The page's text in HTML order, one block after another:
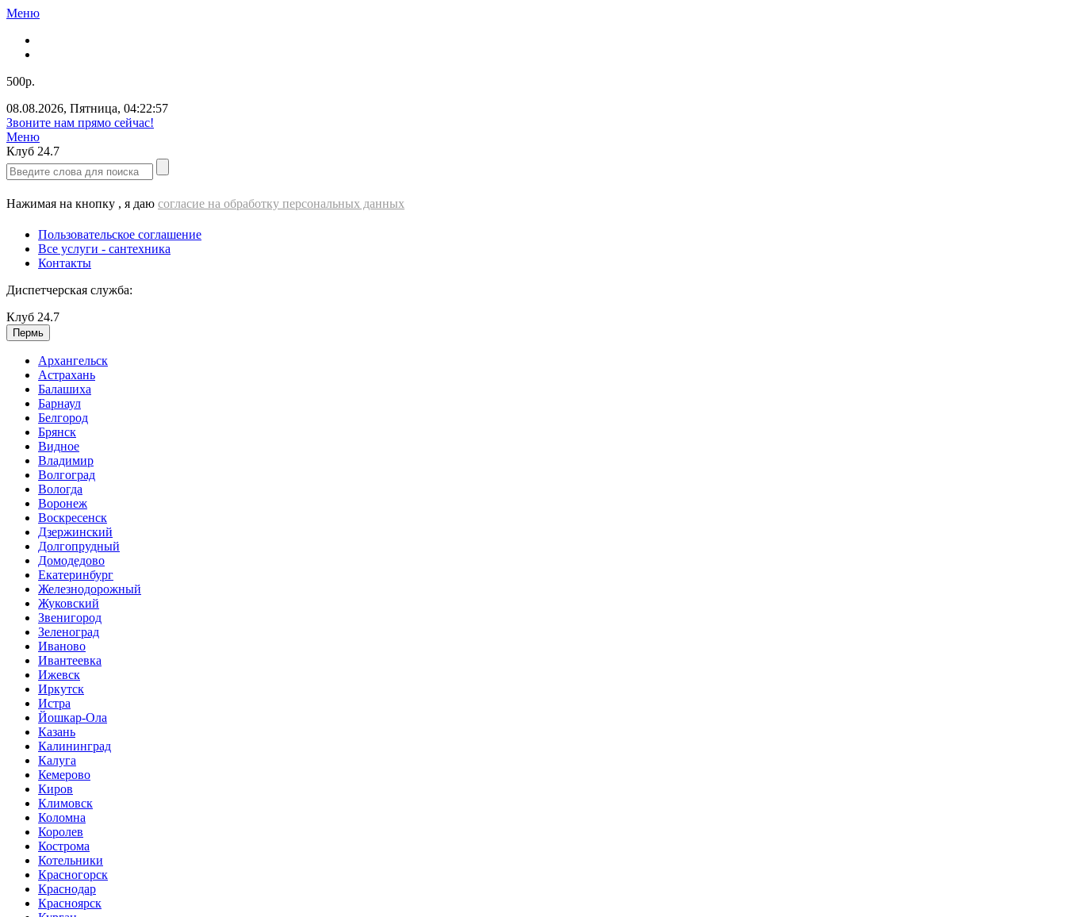
Меню
500р.
08.08.2026, Пятница, 04:22:58
Звоните нам прямо сейчас!
Меню
Клуб 24.7
Нажимая на кнопку , я даю согласие на обработку персональных данных
Пользовательское соглашение
Все услуги - cантехника
Контакты
Диспетчерская служба:
Клуб 24.7
Пермь
Архангельск
Астрахань
Балашиха
Барнаул
Белгород
Брянск
Видное
Владимир
Волгоград
Вологда
Воронеж
Воскресенск
Дзержинский
Долгопрудный
Домодедово
Екатеринбург
Железнодорожный
Жуковский
Звенигород
Зеленоград
Иваново
Ивантеевка
Ижевск
Иркутск
Истра
Йошкар-Ола
Казань
Калининград
Калуга
Кемерово
Киров
Климовск
Коломна
Королев
Кострома
Котельники
Красногорск
Краснодар
Красноярск